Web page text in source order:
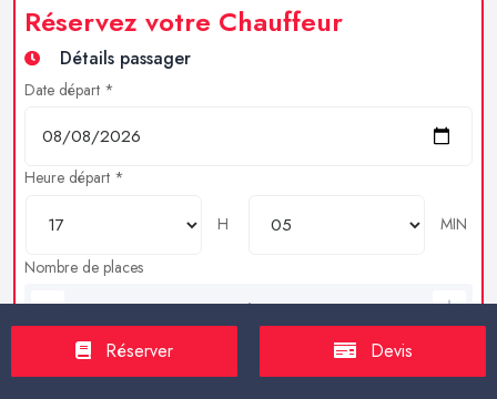
Réservez votre Chauffeur
Détails passager
Date départ *
Heure départ *
H
MIN
Nombre de places
Bagages en soutes
Réserver Devis